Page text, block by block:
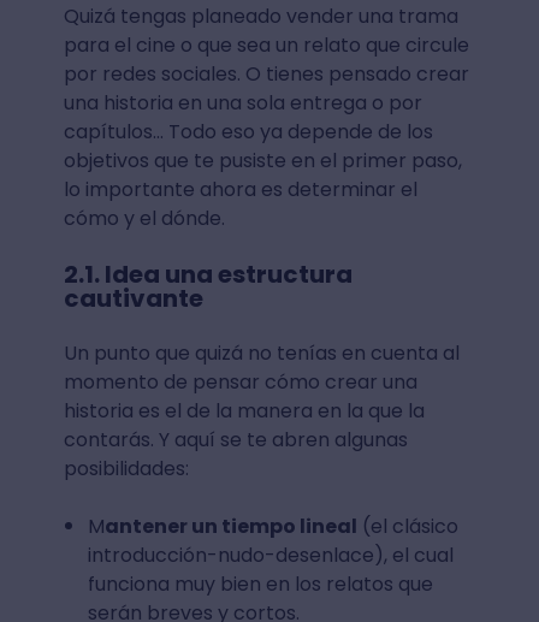
Quizá tengas planeado vender una trama
para el cine o que sea un relato que circule
por redes sociales. O tienes pensado crear
una historia en una sola entrega o por
capítulos... Todo eso ya depende de los
objetivos que te pusiste en el primer paso,
lo importante ahora es determinar el
cómo y el dónde.
2.1. Idea una estructura
cautivante
Un punto que quizá no tenías en cuenta al
momento de pensar cómo crear una
historia es el de la manera en la que la
contarás. Y aquí se te abren algunas
posibilidades:
Mantener un tiempo lineal (el clásico
introducción-nudo-desenlace), el cual
funciona muy bien en los relatos que
serán breves y cortos.